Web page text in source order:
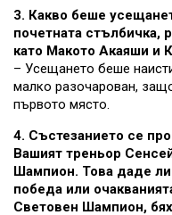
3. Какво беше
почетната стълбичка,
като Макото Акаяши и
– Усещането беше
малко разочарован,
първото място.
4. Състезанието се
Вашият треньор
Шампион. Това даде
победа или
Световен Шампион,